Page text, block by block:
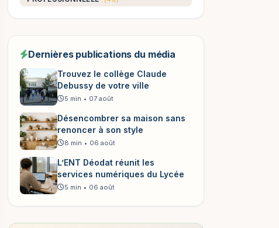
Dernières publications du média
Trouvez le collège Claude
Debussy de votre ville
5 min • 07 août
Désencombrer sa maison sans
renoncer à son style
8 min • 06 août
L’ENT Déodat réunit les
services numériques du Lycée
5 min • 06 août